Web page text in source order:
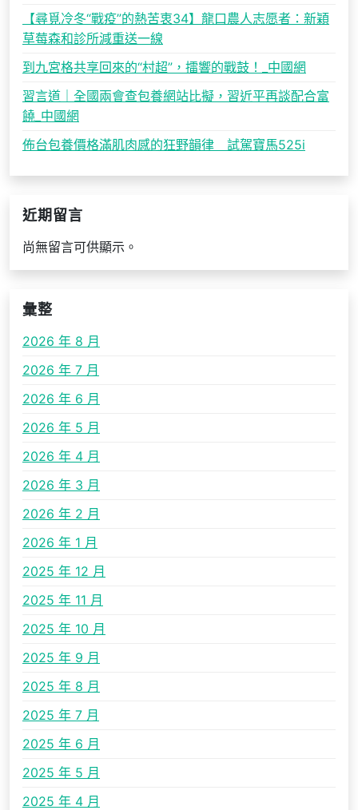
【尋覓冷冬“戰疫”的熱苦衷34】龍口農人志愿者：新穎
草莓森和診所減重送一線
到九宮格共享回來的“村超”，擂響的戰鼓！_中國網
習言道｜全國兩會查包養網站比擬，習近平再談配合富
饒_中國網
佈台包養價格滿肌肉感的狂野韻律 試駕寶馬525i
近期留言
尚無留言可供顯示。
彙整
2026 年 8 月
2026 年 7 月
2026 年 6 月
2026 年 5 月
2026 年 4 月
2026 年 3 月
2026 年 2 月
2026 年 1 月
2025 年 12 月
2025 年 11 月
2025 年 10 月
2025 年 9 月
2025 年 8 月
2025 年 7 月
2025 年 6 月
2025 年 5 月
2025 年 4 月